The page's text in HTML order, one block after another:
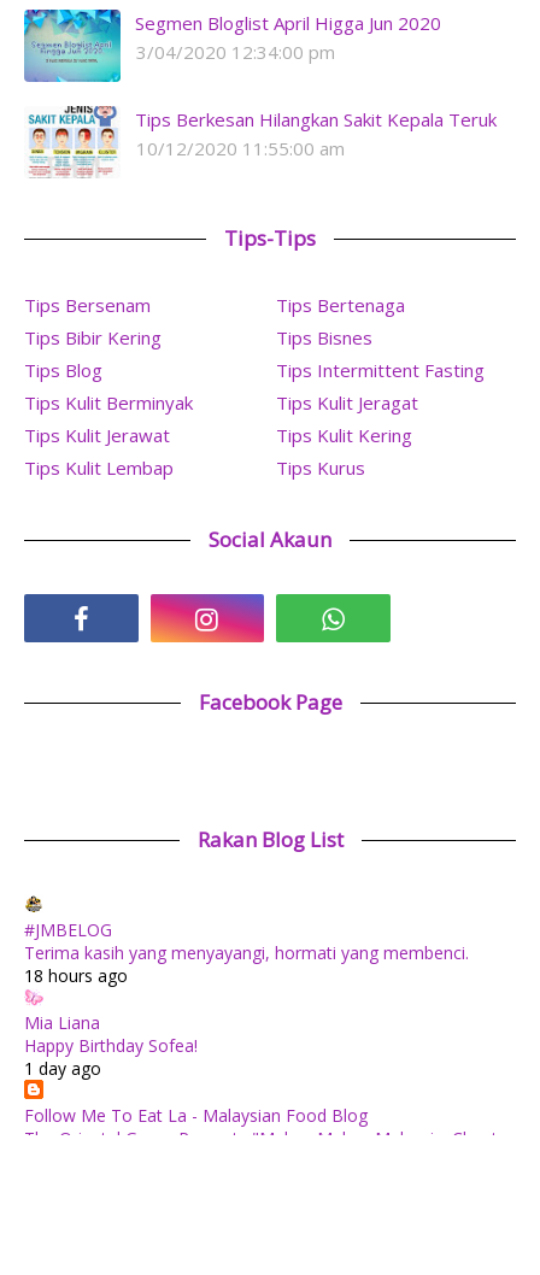
Segmen Bloglist April Higga Jun 2020
3/04/2020 12:34:00 pm
Tips Berkesan Hilangkan Sakit Kepala Teruk
10/12/2020 11:55:00 am
Tips-Tips
Tips Bersenam
Tips Bertenaga
Tips Bibir Kering
Tips Bisnes
Tips Blog
Tips Intermittent Fasting
Tips Kulit Berminyak
Tips Kulit Jeragat
Tips Kulit Jerawat
Tips Kulit Kering
Tips Kulit Lembap
Tips Kurus
Social Akaun
Facebook Page
Rakan Blog List
#JMBELOG
Terima kasih yang menyayangi, hormati yang membenci.
18 hours ago
Mia Liana
Happy Birthday Sofea!
1 day ago
Follow Me To Eat La - Malaysian Food Blog
The Oriental Group Presents "Makan Makan Malaysia: Chapter